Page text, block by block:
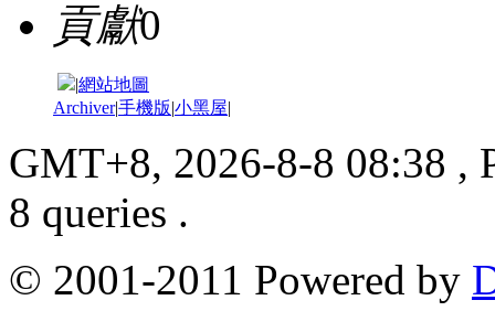
貢獻0
|網站地圖
Archiver|手機版|小黑屋|
GMT+8, 2026-8-8 08:38 ,
8 queries .
© 2001-2011 Powered by